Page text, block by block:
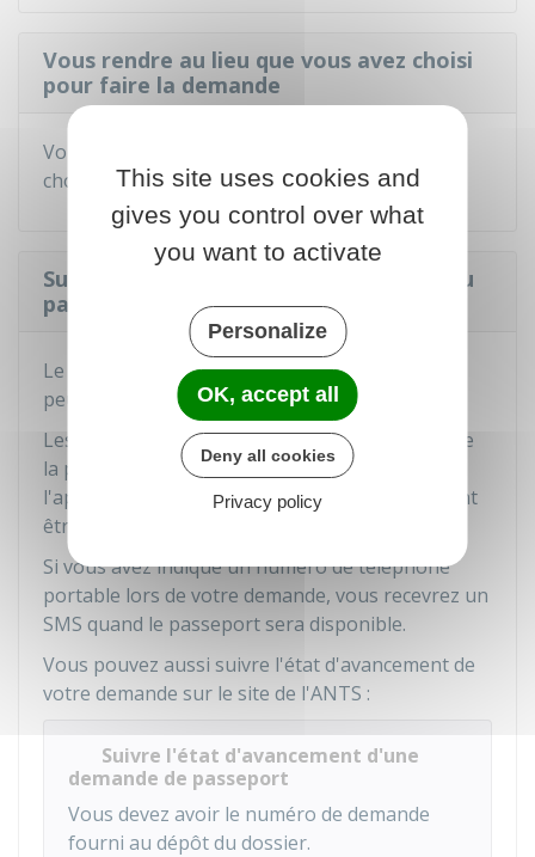
Vous rendre au lieu que vous avez choisi
pour faire la demande
Vous devez vous rendre au lieu que vous avez
choisi avec les documents justificatifs.
Suivre l'avancement de la fabrication du
passeport
Le passeport n'est pas fabriqué sur place. Il ne
peut donc pas être délivré immédiatement.
Les délais de fabrication dépendent du lieu et de
la période de la demande. Par exemple, à
l'approche des vacances d'été, les délais peuvent
être plus longs.
Si vous avez indiqué un numéro de téléphone
portable lors de votre demande, vous recevrez un
SMS quand le passeport sera disponible.
Vous pouvez aussi suivre l'état d'avancement de
votre demande sur le site de l'ANTS :
Suivre l'état d'avancement d'une
demande de passeport
Vous devez avoir le numéro de demande
fourni au dépôt du dossier.
This site uses cookies and
gives you control over what
you want to activate
Personalize
OK, accept all
Deny all cookies
Privacy policy